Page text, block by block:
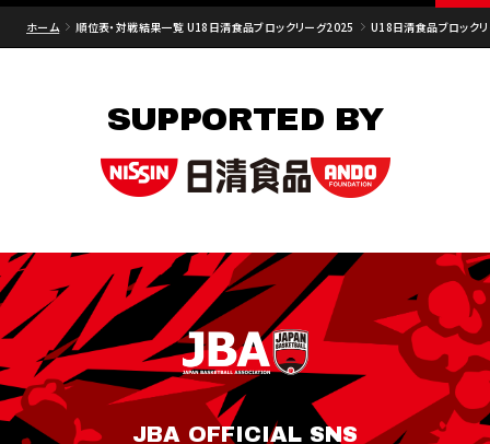
ホーム 順位表・対戦結果一覧 U18日清食品ブロックリーグ2025 U18日清食品ブロック
SUPPORTED BY
JBA OFFICIAL SNS